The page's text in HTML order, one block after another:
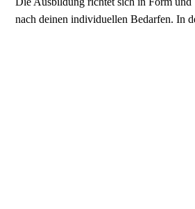
nach deinen individuellen Bedarfen. In